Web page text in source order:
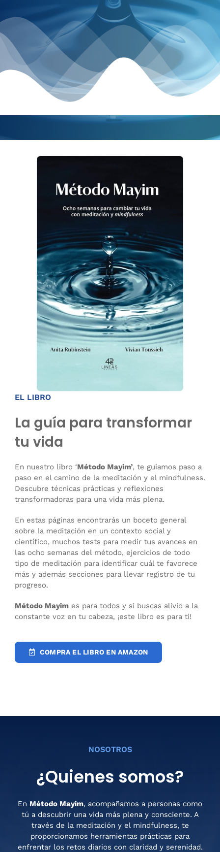
EL LIBRO
La guía para transformar
tu vida
En nuestro libro ‘Método Mayim’, te guiamos paso a
paso en el camino de la meditación y el mindfulness.
Descubre técnicas prácticas y reflexiones
transformadoras para una vida más plena.
En estas páginas encontrarás un boceto general
sobre la meditación en un contexto social y
científico, muchos tests para medir tus avances en
las ocho semanas del método, ejercicios de todo
tipo de meditación para identificar cuál te favorece
más y además secciones para llevar registro de tu
progreso.
Método Mayimes para todos y si buscas alivio a la
constante voz en tu cabeza, ¡este libro es para ti!
COMPRA EL LIBRO EN AMAZON
NOSOTROS
¿Quienes somos?
En Método Mayim, acompañamos a personas como
tú a descubrir una vida más plena y consciente. A
través de la meditación y el mindfulness, te
proporcionamos herramientas prácticas para
enfrentar los retos diarios con claridad y serenidad.